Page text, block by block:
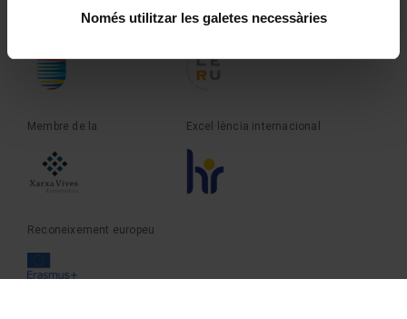
Només utilitzar les galetes necessàries
Fundadora de la Membre de la
Membre de la Excel·lència internacional
Reconeixement europeu